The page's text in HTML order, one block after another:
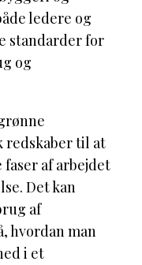
ledere og
standarder for
og
redskaber til at
af arbejdet
Det kan
af
hvordan man
i et